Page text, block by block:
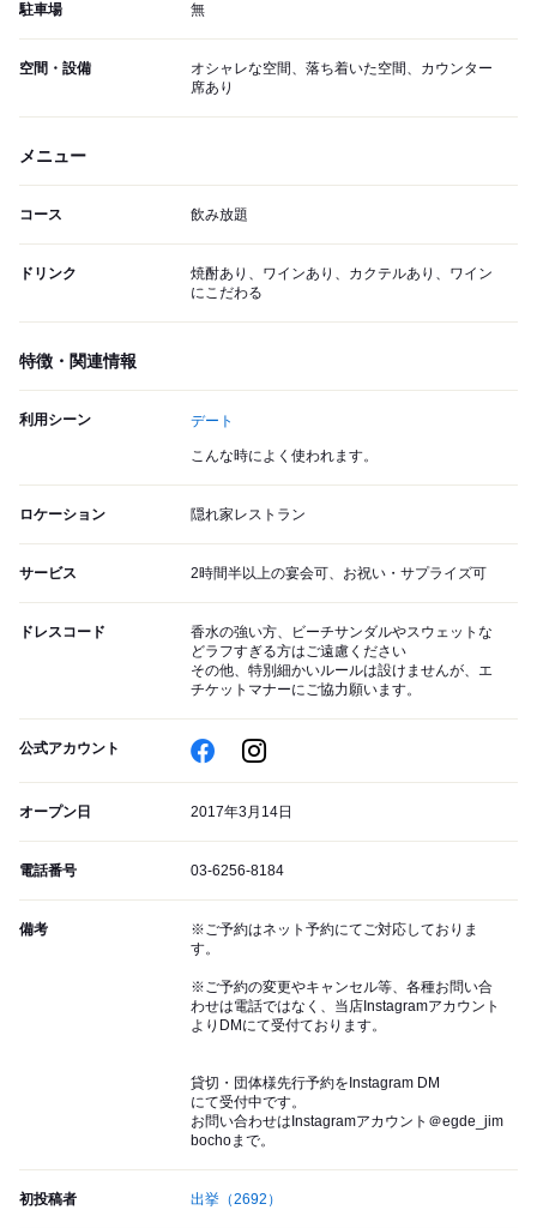
駐車場 無
空間・設備
オシャレな空間、落ち着いた空間、カウンター
席あり
メニュー
コース 飲み放題
ドリンク
焼酎あり、ワインあり、カクテルあり、ワイン
にこだわる
特徴・関連情報
利用シーン デート
こんな時によく使われます。
ロケーション 隠れ家レストラン
サービス 2時間半以上の宴会可、お祝い・サプライズ可
ドレスコード
香水の強い方、ビーチサンダルやスウェットな
どラフすぎる方はご遠慮ください
その他、特別細かいルールは設けませんが、エ
チケットマナーにご協力願います。
公式アカウント
オープン日 2017年3月14日
電話番号 03-6256-8184
備考
※ご予約はネット予約にてご対応しておりま
す。
※ご予約の変更やキャンセル等、各種お問い合
わせは電話ではなく、当店Instagramアカウント
よりDMにて受付ております。
貸切・団体様先行予約をInstagram DM
にて受付中です。
お問い合わせはInstagramアカウント＠egde_jim
bochoまで。
初投稿者 出挙 （2692）